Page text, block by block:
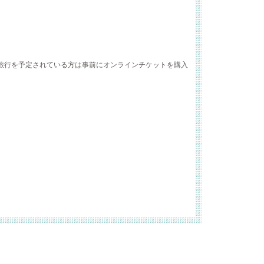
を予定されている方は事前にオンラインチケットを購入